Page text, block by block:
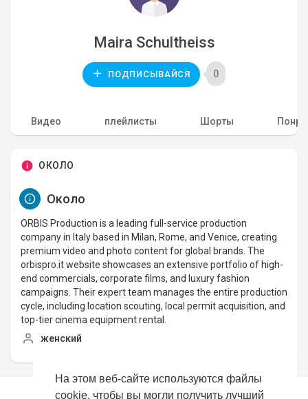
На этом веб-сайте используются файлы
cookie, чтобы вы могли получить лучший
Maira Schultheiss
ПОДПИСЫВАЙСЯ 0
Видео плейлисты Шорты
ОКОЛО
Около
ORBIS Production is a leading full-service production
company in Italy based in Milan, Rome, and Venice, creating
premium video and photo content for global brands. The
orbispro.it website showcases an extensive portfolio of high-
end commercials, corporate films, and luxury fashion
campaigns. Their expert team manages the entire production
cycle, including location scouting, local permit acquisition, and
top-tier cinema equipment rental.
женский